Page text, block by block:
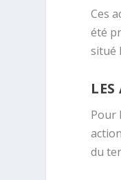
Ces
été
situé
Pour
du